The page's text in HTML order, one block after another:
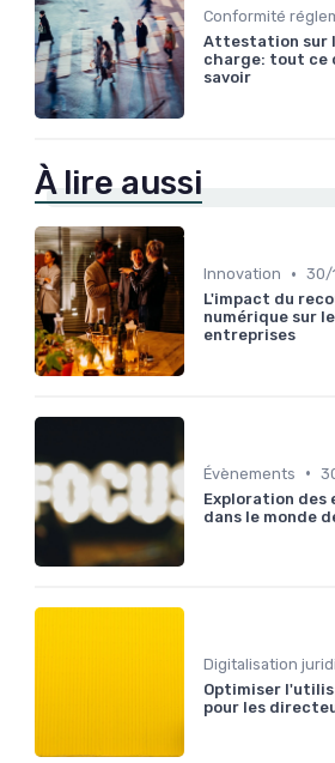
Attestation sur
charge: tout ce
savoir
À lire aussi
Innovation • 30/
L'impact du
numérique sur
entreprises
Évènements •
Exploration des
dans le monde
Digitalisation
Optimiser
pour les